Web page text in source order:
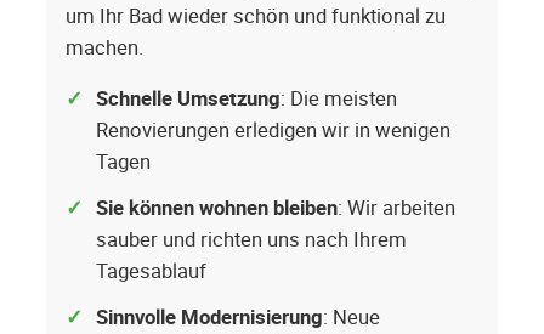
um Ihr Bad wieder schön und funktional zu
machen.
Schnelle Umsetzung: Die meisten
Renovierungen erledigen wir in wenigen
Tagen
Sie können wohnen bleiben: Wir arbeiten
sauber und richten uns nach Ihrem
Tagesablauf
Sinnvolle Modernisierung: Neue